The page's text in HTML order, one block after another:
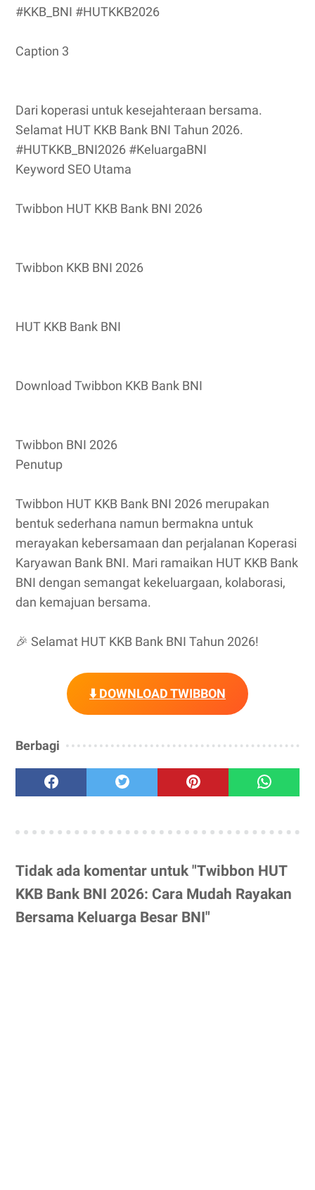
#KKB_BNI #HUTKKB2026
Caption 3
Dari koperasi untuk kesejahteraan bersama.
Selamat HUT KKB Bank BNI Tahun 2026.
#HUTKKB_BNI2026 #KeluargaBNI
Keyword SEO Utama
Twibbon HUT KKB Bank BNI 2026
Twibbon KKB BNI 2026
HUT KKB Bank BNI
Download Twibbon KKB Bank BNI
Twibbon BNI 2026
Penutup
Twibbon HUT KKB Bank BNI 2026 merupakan
bentuk sederhana namun bermakna untuk
merayakan kebersamaan dan perjalanan Koperasi
Karyawan Bank BNI. Mari ramaikan HUT KKB Bank
BNI dengan semangat kekeluargaan, kolaborasi,
dan kemajuan bersama.
🎉 Selamat HUT KKB Bank BNI Tahun 2026!
⬇️ DOWNLOAD TWIBBON
Berbagi
Tidak ada komentar untuk "Twibbon HUT
KKB Bank BNI 2026: Cara Mudah Rayakan
Bersama Keluarga Besar BNI"